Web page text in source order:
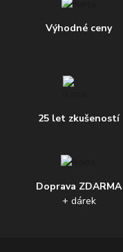
Výhodné ceny
25 let zkušeností
Doprava ZDARMA
+ dárek